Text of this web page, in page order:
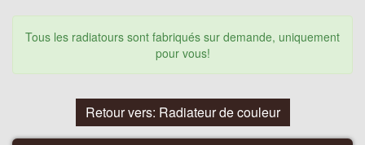
Tous les radiatours sont fabriqués sur demande, uniquement
pour vous!
Retour vers: Radiateur de couleur